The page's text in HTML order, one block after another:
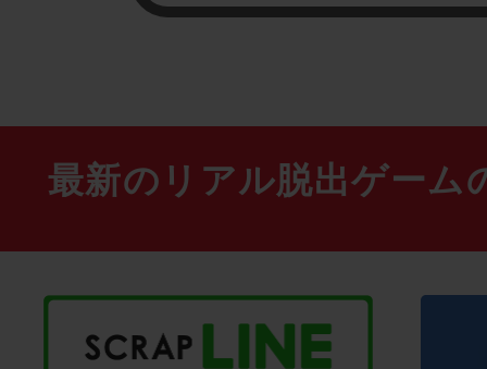
最新のリアル脱出ゲーム